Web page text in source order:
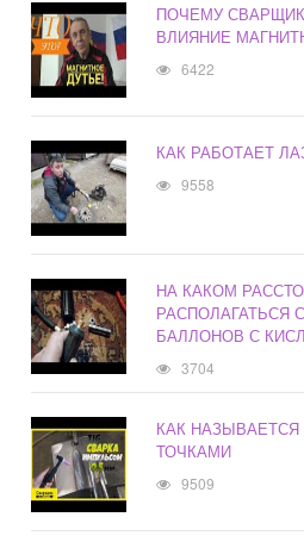
ПОЧЕМУ
ВЛИЯНИЕ
6422
КАК РАБОТАЕТ
9558
НА КАКОМ
РАСПОЛАГАТЬСЯ
БАЛЛОНОВ С
3704
КАК НАЗЫВАЕТСЯ
ТОЧКАМИ
9509